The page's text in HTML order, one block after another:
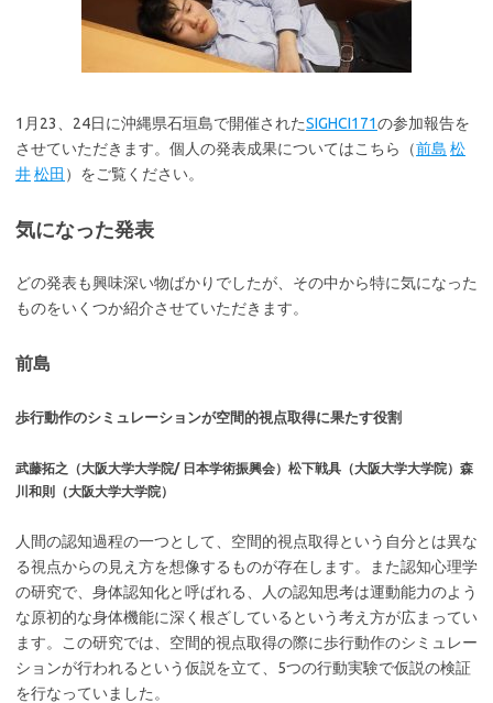
1月23、24日に沖縄県石垣島で開催されたSIGHCI171の参加報告を
させていただきます。個人の発表成果についてはこちら（前島 松
井松田 ）をご覧ください。
気になった発表
どの発表も興味深い物ばかりでしたが、その中から特に気になった
ものをいくつか紹介させていただきます。
前島
歩行動作のシミュレーションが空間的視点取得に果たす役割
武藤拓之（大阪大学大学院/ 日本学術振興会）松下戦具（大阪大学大学院）森
川和則（大阪大学大学院）
人間の認知過程の一つとして、空間的視点取得という自分とは異な
る視点からの見え方を想像するものが存在します。また認知心理学
の研究で、身体認知化と呼ばれる、人の認知思考は運動能力のよう
な原初的な身体機能に深く根ざしているという考え方が広まってい
ます。この研究では、空間的視点取得の際に歩行動作のシミュレー
ションが行われるという仮説を立て、5つの行動実験で仮説の検証
を行なっていました。